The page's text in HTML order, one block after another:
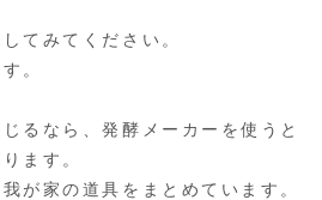
てみてください。
。
るなら、発酵メーカーを使うと
ます。
が家の道具をまとめています。